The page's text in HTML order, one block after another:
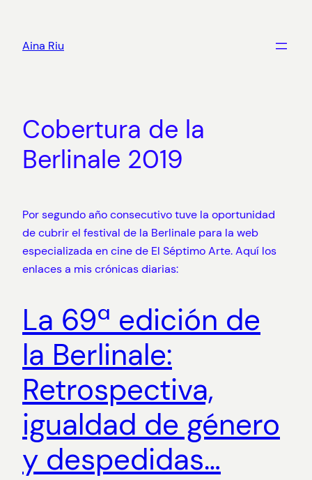
content
Aina Riu
Cobertura de la
Berlinale 2019
Por segundo año consecutivo tuve la oportunidad
de cubrir el festival de la Berlinale para la web
especializada en cine de El Séptimo Arte. Aquí los
enlaces a mis crónicas diarias:
La 69ª edición de
la Berlinale:
Retrospectiva,
igualdad de género
y despedidas…